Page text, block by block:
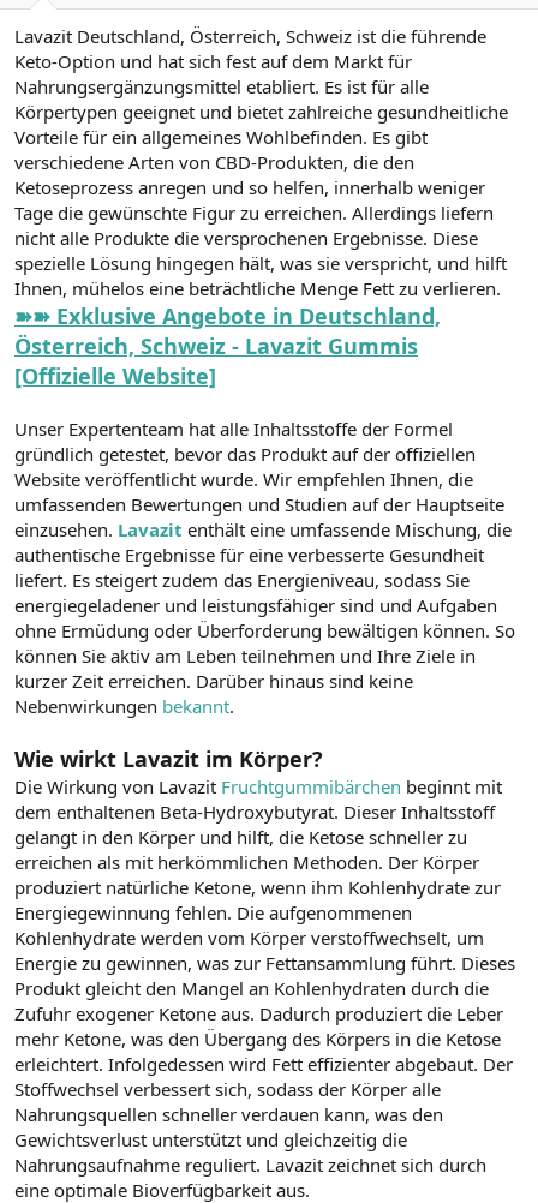
a
t
a
n
r
i
h
i
Lavazit Deutschland, Österreich, Schweiz ist die führende
Keto-Option und hat sich fest auf dem Markt für
Nahrungsergänzungsmittel etabliert. Es ist für alle
Körpertypen geeignet und bietet zahlreiche gesundheitliche
Vorteile für ein allgemeines Wohlbefinden. Es gibt
verschiedene Arten von CBD-Produkten, die den
Ketoseprozess anregen und so helfen, innerhalb weniger
Tage die gewünschte Figur zu erreichen. Allerdings liefern
nicht alle Produkte die versprochenen Ergebnisse. Diese
spezielle Lösung hingegen hält, was sie verspricht, und hilft
Ihnen, mühelos eine beträchtliche Menge Fett zu verlieren.
➽➽ Exklusive Angebote in Deutschland,
Österreich, Schweiz - Lavazit Gummis
[Offizielle Website]
Unser Expertenteam hat alle Inhaltsstoffe der Formel
gründlich getestet, bevor das Produkt auf der offiziellen
Website veröffentlicht wurde. Wir empfehlen Ihnen, die
umfassenden Bewertungen und Studien auf der Hauptseite
einzusehen. Lavazit enthält eine umfassende Mischung, die
authentische Ergebnisse für eine verbesserte Gesundheit
liefert. Es steigert zudem das Energieniveau, sodass Sie
energiegeladener und leistungsfähiger sind und Aufgaben
ohne Ermüdung oder Überforderung bewältigen können. So
können Sie aktiv am Leben teilnehmen und Ihre Ziele in
kurzer Zeit erreichen. Darüber hinaus sind keine
Nebenwirkungen bekannt.
Wie wirkt Lavazit im Körper?
Die Wirkung von Lavazit Fruchtgummibärchen beginnt mit
dem enthaltenen Beta-Hydroxybutyrat. Dieser Inhaltsstoff
gelangt in den Körper und hilft, die Ketose schneller zu
erreichen als mit herkömmlichen Methoden. Der Körper
produziert natürliche Ketone, wenn ihm Kohlenhydrate zur
Energiegewinnung fehlen. Die aufgenommenen
Kohlenhydrate werden vom Körper verstoffwechselt, um
Energie zu gewinnen, was zur Fettansammlung führt. Dieses
Produkt gleicht den Mangel an Kohlenhydraten durch die
Zufuhr exogener Ketone aus. Dadurch produziert die Leber
mehr Ketone, was den Übergang des Körpers in die Ketose
erleichtert. Infolgedessen wird Fett effizienter abgebaut. Der
Stoffwechsel verbessert sich, sodass der Körper alle
Nahrungsquellen schneller verdauen kann, was den
Gewichtsverlust unterstützt und gleichzeitig die
Nahrungsaufnahme reguliert. Lavazit zeichnet sich durch
eine optimale Bioverfügbarkeit aus.